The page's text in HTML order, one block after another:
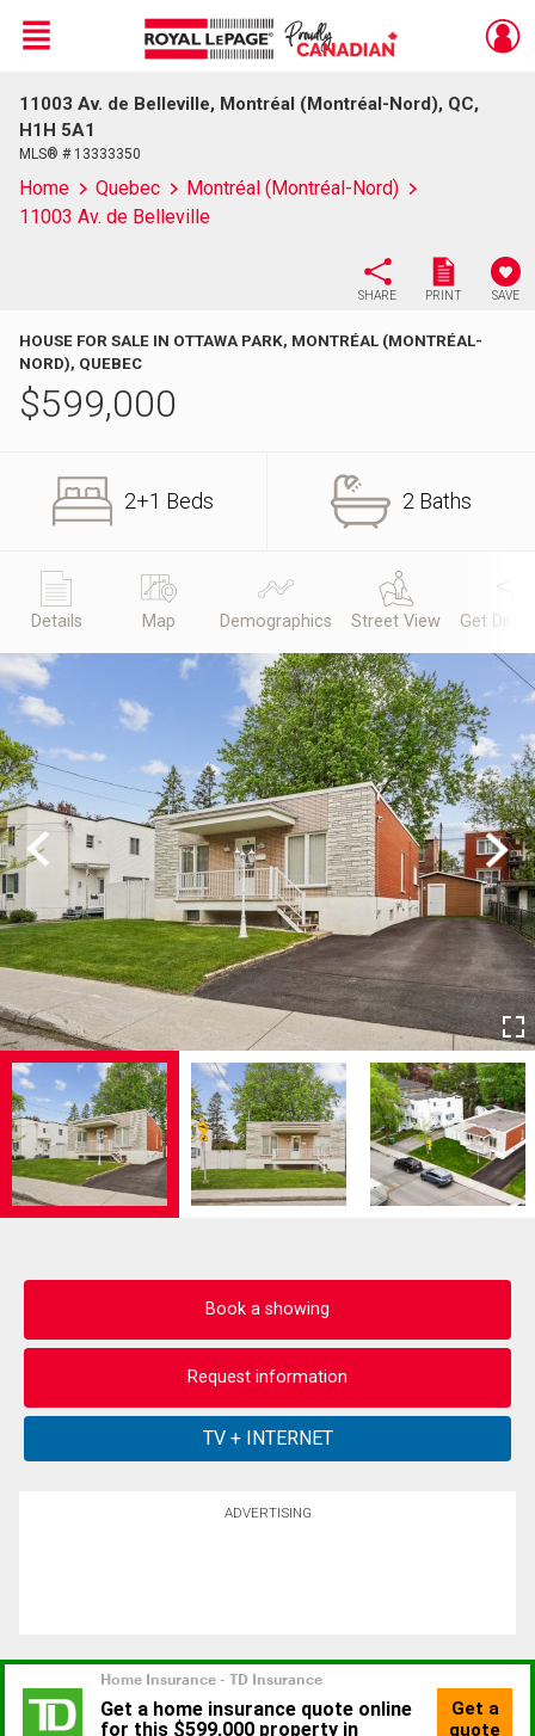
Live
En Direct
Menu
11003 Av. de Belleville, Montréal (Montréal-Nord), QC,
H1H 5A1
MLS® # 13333350
Home Quebec
Montréal (Montréal-Nord)
11003 Av. de Belleville
SHARE PRINT SAVE
HOUSE FOR SALE IN OTTAWA PARK, MONTRÉAL (MONTRÉAL-
NORD), QUEBEC
$599,000
2+1 Beds 2 Baths
Details Map Demographics Street View Get
Previous Next
Book a showing
Request information
ADVERTISING